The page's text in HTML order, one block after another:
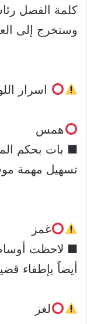
كلمة الفصل
وستخرج إلى
اسرار
همس
■ بات بحكم
تسهيل مهمة
غمز
■ لاحظت
أيضاً بإطفاء
لغز